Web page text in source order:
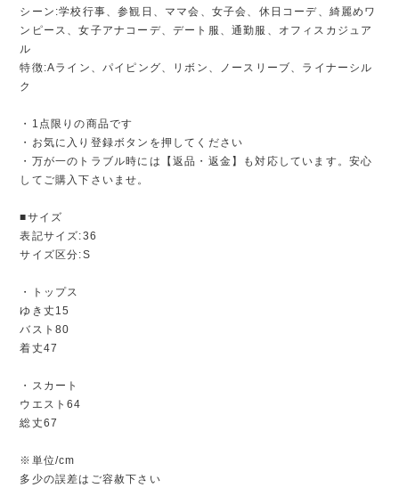
シーン:学校行事、参観日、ママ会、女子会、休日コーデ、綺麗めワ
ンピース、女子アナコーデ、デート服、通勤服、オフィスカジュア
ル
特徴:Aライン、パイピング、リボン、ノースリーブ、ライナーシル
ク
・1点限りの商品です
・お気に入り登録ボタンを押してください
・万が一のトラブル時には【返品・返金】も対応しています。安心
してご購入下さいませ。
■サイズ
表記サイズ:36
サイズ区分:S
・トップス
ゆき丈15
バスト80
着丈47
・スカート
ウエスト64
総丈67
※単位/cm
多少の誤差はご容赦下さい